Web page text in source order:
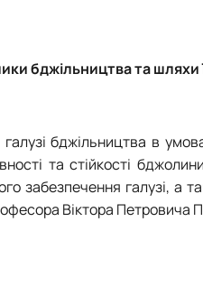
бджільництва та шляхи
бджільництва в
та стійкості
забезпечення галузі, а
Віктора Петровича